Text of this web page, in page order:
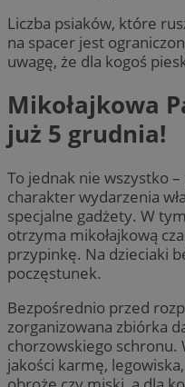
Liczba psiaków, które
na spacer jest
uwagę, że dla kogoś
Mikołajkowa
już 5 grudnia!
To jednak nie wszystko
charakter wydarzenia
specjalne gadżety. W
otrzyma mikołajkową
przypinkę. Na dzieciaki
poczęstunek.
Bezpośrednio przed
zorganizowana zbiórka
chorzowskiego schronu.
jakości karmę,